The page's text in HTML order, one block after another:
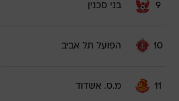
9 בני סכנין
10 הפועל תל אביב
11 מ.ס. אשדוד